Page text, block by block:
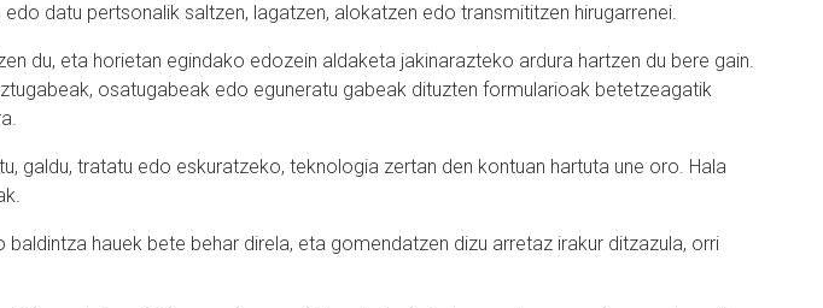
datu pertsonalik saltzen, lagatzen, alokatzen edo transmititzen hirugarrenei.
du, eta horietan egindako edozein aldaketa jakinarazteko ardura hartzen du bere gain.
osatugabeak edo eguneratu gabeak dituzten formularioak betetzeagatik
galdu, tratatu edo eskuratzeko, teknologia zertan den kontuan hartuta une oro. Hala
hauek bete behar direla, eta gomendatzen dizu arretaz irakur ditzazula, orri